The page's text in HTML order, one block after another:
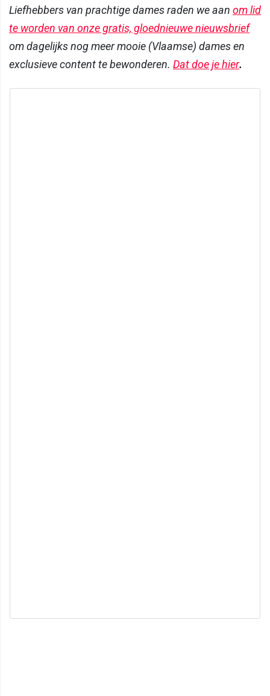
Liefhebbers van prachtige dames raden we aan om lid
te worden van onze gratis, gloednieuwe nieuwsbrief
om dagelijks nog meer mooie (Vlaamse) dames en
exclusieve content te bewonderen. Dat doe je hier.